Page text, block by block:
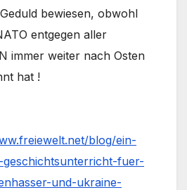
bewiesen, obwohl
entgegen aller
immer weiter nach Osten
hat !
blog/ein-
geschichtsunterricht-fuer-
und-ukraine-